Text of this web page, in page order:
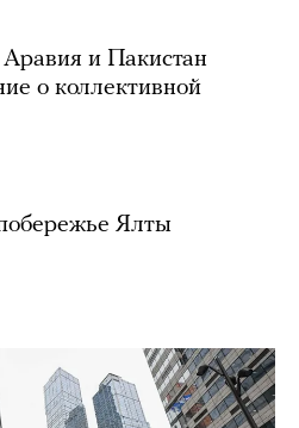
и Пакистан
о коллективной
Ялты